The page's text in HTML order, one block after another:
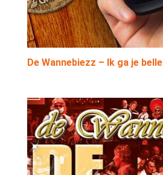
De Wannebiezz – Ik ga je belle